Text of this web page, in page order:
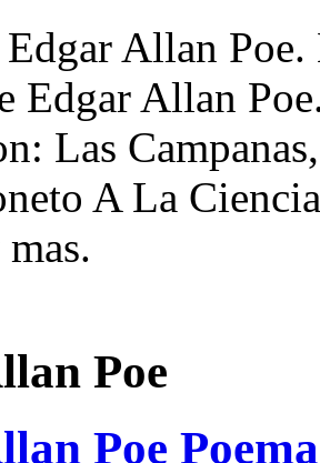
Edgar Allan
Edgar Allan
Las
A La
Poe
Poe